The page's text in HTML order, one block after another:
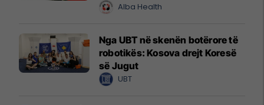
Alba Health
Nga UBT në skenën botërore të
robotikës: Kosova drejt Koresë
së Jugut
UBT